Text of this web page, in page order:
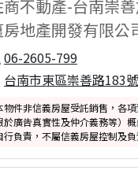
商不動產-台南崇
房地產開發有限公
06-2605-799
台南市東區崇善路183
物件非信義房屋受託銷售，各
於廣告真實性及仲介義務等）
行負責，不屬信義房屋控制及負